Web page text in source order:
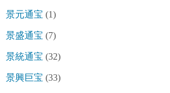
景元通宝 (1)
景盛通宝 (7)
景統通宝 (32)
景興巨宝 (33)